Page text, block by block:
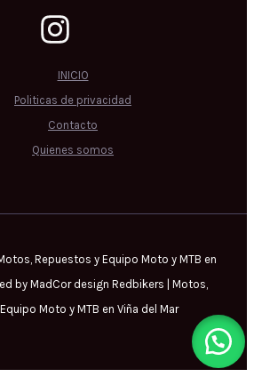
INICIO
Politicas de privacidad
Contacto
Quienes somos
Repuestos y Equipo Moto y MTB en
by MadCor design Redbikers | Motos,
Moto y MTB en Viña del Mar